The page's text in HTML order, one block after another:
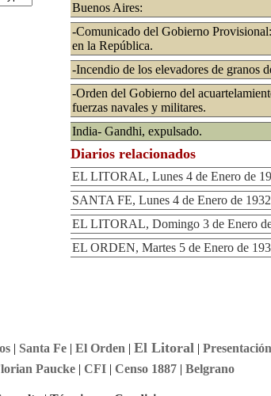
Buenos Aires:
-Comunicado del Gobierno
en la República.
-Incendio de los elevadores de granos
-Orden del Gobierno del
fuerzas navales y militares.
India- Gandhi, expulsado.
Diarios relacionados
EL LITORAL, Lunes 4 de Enero de
SANTA FE, Lunes 4 de Enero de 1932
EL LITORAL, Domingo 3 de Enero
EL ORDEN, Martes 5 de Enero de
| Santa Fe| El Orden | El Litoral | Presentación
Paucke| CFI| Censo 1887| Belgrano